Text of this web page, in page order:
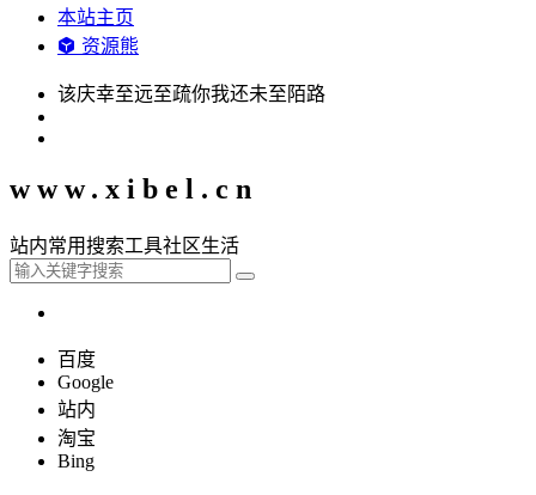
本站主页
资源熊
该庆幸至远至疏你我还未至陌路
www.xibel.cn
站内常用搜索工具社区生活
百度
Google
站内
淘宝
Bing